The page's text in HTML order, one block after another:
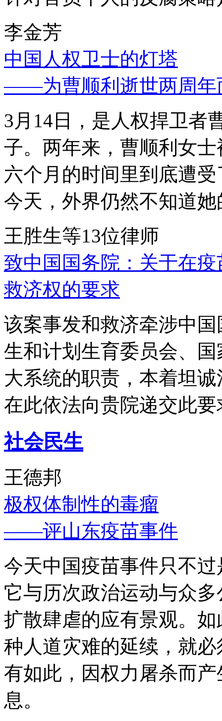
李金芳
中国人权卫士的灯塔
——为曹顺利逝世两周年
3月14日，是人权捍卫者
子。两年来，曹顺利女
六个月的时间里到底遭
今天，外界仍然不知道
王胜生等13位律师
致中国国务院：关于在
救济权的要求
该案事发和救济牵涉中
生和计划生育委员会、
大系统的职责，本着坦
在此依法向贵院递交此要
社会民生
王德邦
极权体制性的毒瘤
——评山东疫苗事件
今天中国疫苗事件只不
它与历次政治运动与众
扩散肆虐的应有景观。
种人道灾难的延续，就
有如此，因权力屠杀而
息。